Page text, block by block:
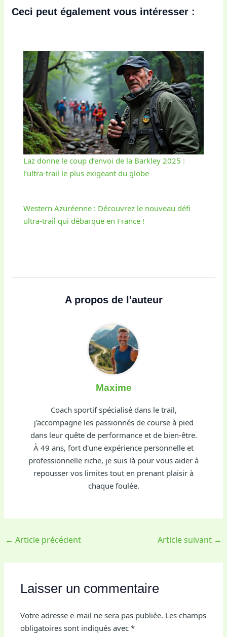
Ceci peut également vous intéresser :
Laz donne le coup d’envoi de la Barkley 2025 :
l’ultra-trail le plus exigeant du globe
Western Azuréenne : Découvrez le nouveau défi
ultra-trail qui débarque en France !
A propos de l'auteur
Maxime
Coach sportif spécialisé dans le trail,
j'accompagne les passionnés de course à pied
dans leur quête de performance et de bien-être.
À 49 ans, fort d'une expérience personnelle et
professionnelle riche, je suis là pour vous aider à
repousser vos limites tout en prenant plaisir à
chaque foulée.
← Article précédent Article suivant →
Laisser un commentaire
Votre adresse e-mail ne sera pas publiée. Les champs
obligatoires sont indiqués avec*